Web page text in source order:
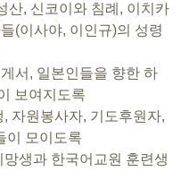
산, 신코이와 침례, 이치카
(이사야, 이인규)의 성령
서, 일본인들을 향한 하
보여지도록
자원봉사자, 기도후원자,
이 모이도록
망생과 한국어교원 훈련생